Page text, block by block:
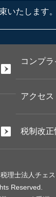
いたします。
コンプ
アクセス
税制改正
理士法人チェ
Reserved.